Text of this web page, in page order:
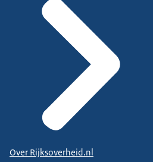
Over Rijksoverheid.nl